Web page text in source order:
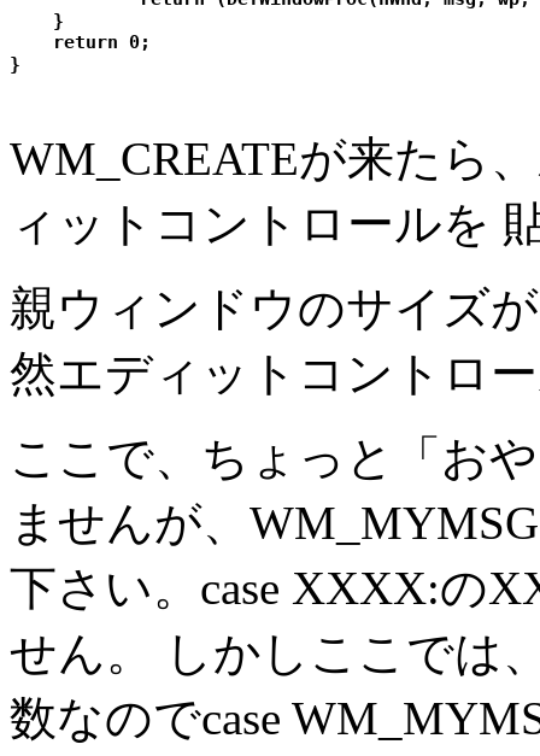
    }
    return 0;
WM_CREATEが来たら
ィットコントロールを
親ウィンドウのサイズ
然エディットコントロ
ここで、ちょっと「お
ませんが、
下さい。case XXXX:の
せん。 しかしここでは
数なのでcase